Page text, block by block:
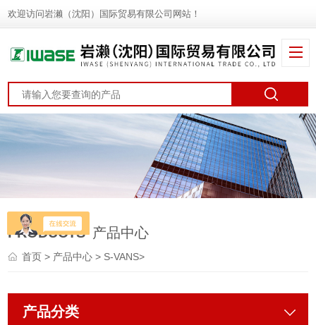
欢迎访问岩濑（沈阳）国际贸易有限公司网站！
PRODUCTS 产品中心
首页> 产品中心> S-VANS>
产品分类